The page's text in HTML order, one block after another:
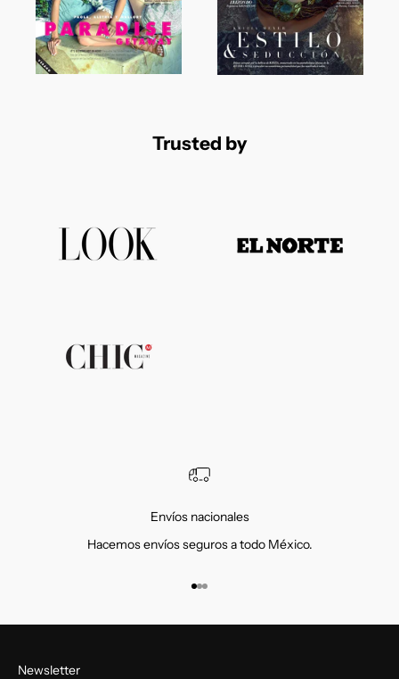
Trusted by
Envíos nacionales
Hacemos envíos seguros a todo México.
Ir al artículo 1
Ir al artículo 2
Ir al artículo 3
Newsletter